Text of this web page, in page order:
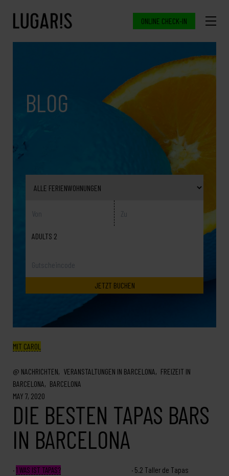
ONLINE CHECK-IN
BLOG
ADULTS 2
MIT CAROL
NACHRICHTEN VERANSTALTUNGEN IN BARCELONA
FREIZEIT IN
BARCELONA
BARCELONA
MAY 7, 2020
DIE BESTEN TAPAS BARS
IN BARCELONA
1 WAS IST TAPAS?
5.2 Taller de Tapas